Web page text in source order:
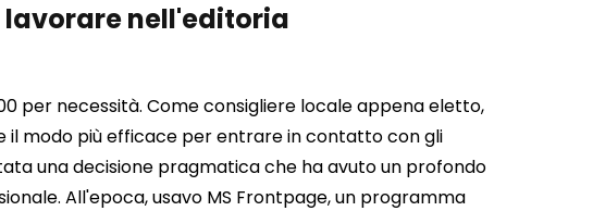
lavorare nell'editoria
per necessità. Come consigliere locale appena eletto,
il modo più efficace per entrare in contatto con gli
una decisione pragmatica che ha avuto un profondo
All'epoca, usavo MS Frontpage, un programma